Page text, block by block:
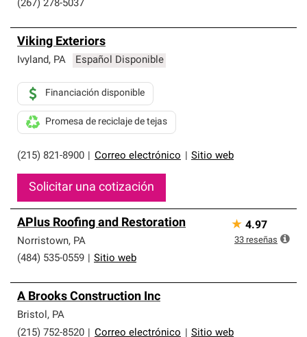
(267) 278-5037
Viking Exteriors
Ivyland, PA Español Disponible
(215) 821-8900 Correo electrónico Sitio web
Financiación disponible
Promesa de reciclaje de tejas
Solicitar una cotización
APlus Roofing and Restoration
Norristown, PA
(484) 535-0559
Sitio web
★ 4.97
33 reseñas
A Brooks Construction Inc
Bristol, PA
(215) 752-8520
Correo electrónico Sitio web